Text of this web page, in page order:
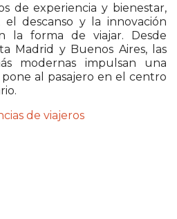
de experiencia y bienestar,
descanso y la innovación
la forma de viajar. Desde
Madrid y Buenos Aires, las
modernas impulsan una
al pasajero en el centro
de viajeros